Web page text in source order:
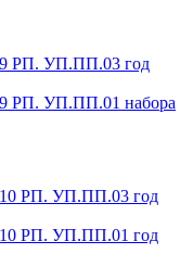
РП. УП.ПП.03 год
РП. УП.ПП.01 набора
РП. УП.ПП.03 год
РП. УП.ПП.01 год